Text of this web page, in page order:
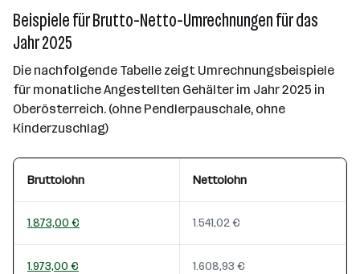
Beispiele für Brutto-Netto-Umrechnungen für das
Jahr 2025
Die nachfolgende Tabelle zeigt Umrechnungsbeispiele
für monatliche Angestellten Gehälter im Jahr 2025 in
Oberösterreich. (ohne Pendlerpauschale, ohne
Kinderzuschlag)
Bruttolohn Nettolohn
1.873,00 € 1.541,02 €
1.973,00 € 1.608,93 €